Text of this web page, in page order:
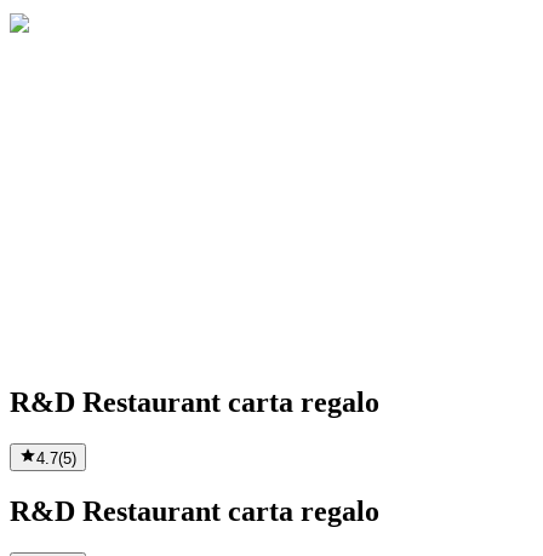
R&D Restaurant carta regalo
4.7(5)
R&D Restaurant carta regalo